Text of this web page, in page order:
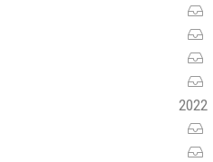
2022